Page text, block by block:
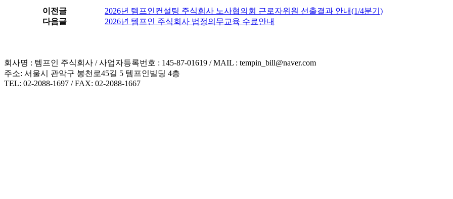
이전글
2026년 템프인컨설팅 주식회사 노사협의회 근로자위원 선출결과 안내(1/4분기)
다음글
2026년 템프인 주식회사 법정의무교육 수료안내
회사명 : 템프인 주식회사 / 사업자등록번호 : 145-87-01619 / MAIL : tempin_bill@naver.com
주소: 서울시 관악구 봉천로45길 5 템프인빌딩 4층
TEL: 02-2088-1697 / FAX: 02-2088-1667